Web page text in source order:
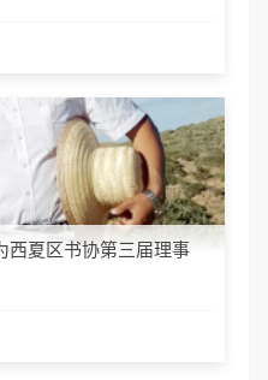
西夏区书协第三届理事